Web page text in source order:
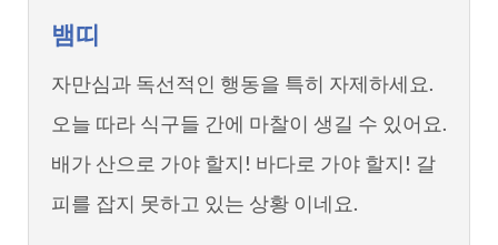
뱀띠
자만심과 독선적인 행동을 특히 자제하세요.
오늘 따라 식구들 간에 마찰이 생길 수 있어요.
배가 산으로 가야 할지! 바다로 가야 할지! 갈
피를 잡지 못하고 있는 상황 이네요.